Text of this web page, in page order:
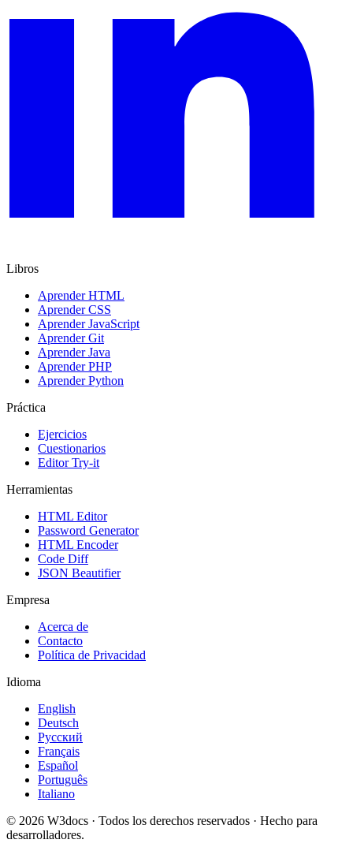
Libros
Aprender HTML
Aprender CSS
Aprender JavaScript
Aprender Git
Aprender Java
Aprender PHP
Aprender Python
Práctica
Ejercicios
Cuestionarios
Editor Try-it
Herramientas
HTML Editor
Password Generator
HTML Encoder
Code Diff
JSON Beautifier
Empresa
Acerca de
Contacto
Política de Privacidad
Idioma
English
Deutsch
Русский
Français
Español
Português
Italiano
© 2026 W3docs · Todos los derechos reservados · Hecho para
desarrolladores.